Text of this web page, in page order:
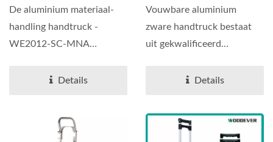
(Laadvermogen 75
Kg)
De aluminium materiaal-
handling handtruck -
WE2012-SC-MNA
opvouwbare zakkar,...
Details
Vouwbare aluminium
zware handtruck bestaat
uit gekwalificeerd
We maken...Details